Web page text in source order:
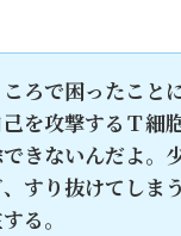
ころで困ったこと
己を攻撃するＴ細
きないんだよ。
、すり抜けてしま
る。